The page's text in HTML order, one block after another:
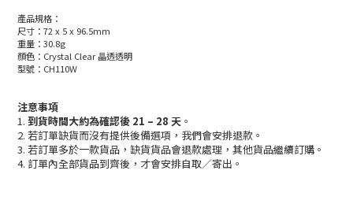
產品規格：
尺寸：72 x 5 x 96.5mm
重量：30.8g
顏色：Crystal Clear 晶透透明
型號：CH110W
注意事項
1. 到貨時間大約為確認後 21 – 28 天 。
2. 若訂單缺貨而沒有提供後備選項，我們會安排退款。
3. 若訂單多於一款貨品，缺貨貨品會退款處理，其他貨品繼續訂購。
4. 訂單內全部貨品到齊後，才會安排自取／寄出。